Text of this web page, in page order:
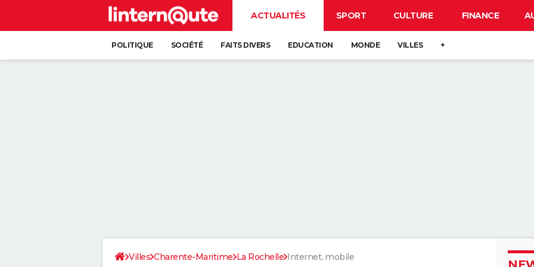
ACTUALITÉS SPORT CULTURE FINANCE
POLITIQUE SOCIÉTÉ FAITS DIVERS EDUCATION MONDE VILLES +
Villes Charente-Maritime La Rochelle Internet, mobile